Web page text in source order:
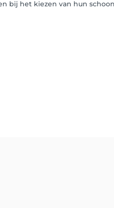
bij het kiezen van hun